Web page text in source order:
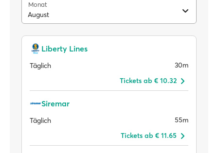
Monat
August
Liberty Lines
Täglich
30m
Tickets ab € 10.32
Siremar
Täglich
55m
Tickets ab € 11.65